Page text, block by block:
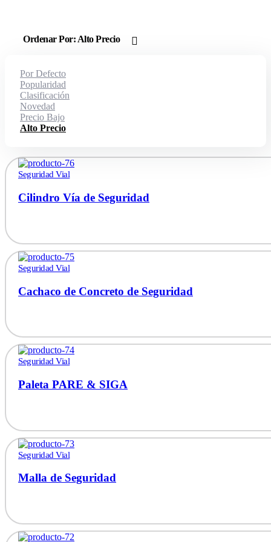
Ordenar Por:Alto Precio
Por Defecto
Popularidad
Clasificación
Novedad
Precio Bajo
Alto Precio
Cilindro Vía de Seguridad
Seguridad Vial
Cachaco de Concreto de Seguridad
Seguridad Vial
Paleta PARE & SIGA
Seguridad Vial
Malla de Seguridad
Seguridad Vial